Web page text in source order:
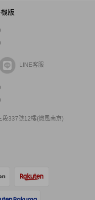
版
LINE客服
段337號12樓(微風南京)